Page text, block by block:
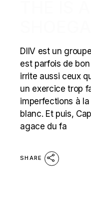
DIIV est un
est parfois de
irrite aussi ceux
un exercice trop
imperfections à
blanc. Et puis,
agace du fa
SHARE